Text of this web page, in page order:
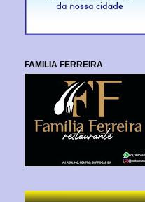
FAMILIA FERREIRA